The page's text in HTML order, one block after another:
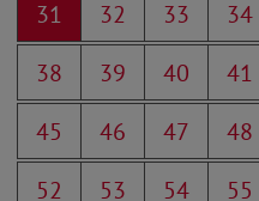
31
32 33 34
38
39 40 41
45
46 47 48
52
53 54 55